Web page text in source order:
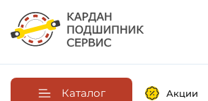
Каталог Акции